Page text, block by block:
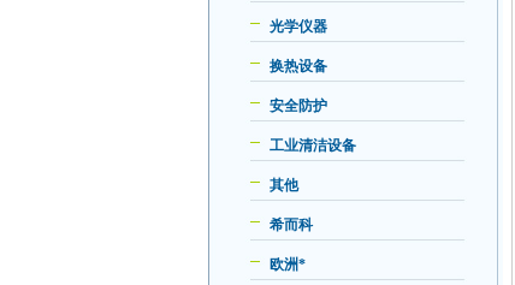
光学仪器
换热设备
安全防护
工业清洁设备
其他
希而科
欧洲*